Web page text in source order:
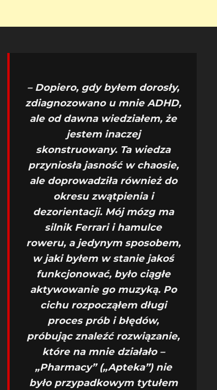
– Dopiero, gdy byłem dorosły,
zdiagnozowano u mnie ADHD,
ale od dawna wiedziałem, że
jestem inaczej
skonstruowany. Ta wiedza
przyniosła jasność w chaosie,
ale doprowadziła również do
okresu zwątpienia i
dezorientacji. Mój mózg ma
silnik Ferrari i hamulce
roweru, a jedynym sposobem,
w jaki byłem w stanie jakoś
funkcjonować, było ciągłe
aktywowanie go muzyką. Po
cichu rozpocząłem długi
proces prób i błędów,
próbując znaleźć rozwiązanie,
które na mnie działało –
„Pharmacy” („Apteka”) nie
było przypadkowym tytułem